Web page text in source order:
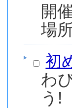
場
初
わ
う!